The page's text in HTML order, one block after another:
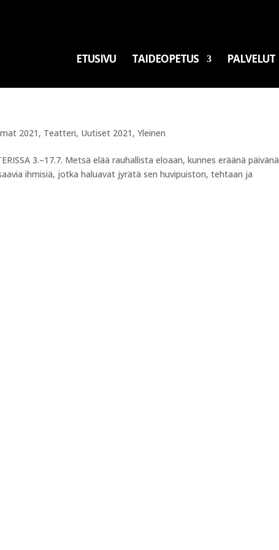
ETUSIVU TAIDEOPETUS PALVELUT
2021 , Teatteri, Uutiset 2021 ,Yleinen
3.–17.7. Metsä elää rauhallista eloaan, kunnes eräänä päivänä
ihmisiä, jotka haluavat jyrätä sen huvipuiston, tehtaan ja